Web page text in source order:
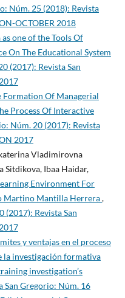
Núm. 25 (2018): Revista
OCTOBER 2018
one of the Tools Of
On The Educational System
(2017): Revista San
Formation Of Managerial
Process Of Interactive
Núm. 20 (2017): Revista
2017
Vladimirovna
Sitdikova, Ibaa Haidar,
Environment For
Martino Mantilla Herrera,
(2017): Revista San
y ventajas en el proceso
la investigación formativa
investigation’s
San Gregorio: Núm. 16